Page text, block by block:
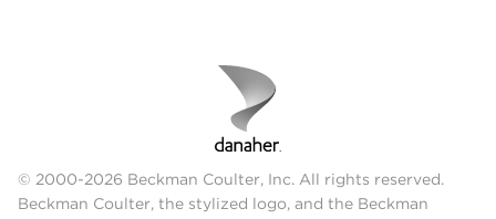
© 2000-2026 Beckman Coulter, Inc. All rights reserved.
Beckman Coulter, the stylized logo, and the Beckman